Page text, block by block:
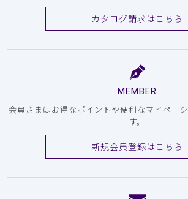
カタログ請求はこちら
MEMBER
会員さまはお得なポイントや便利なマイペー
す。
新規会員登録はこちら